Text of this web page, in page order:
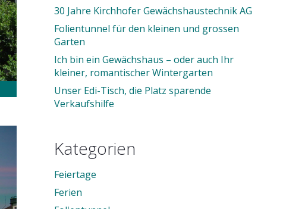
30 Jahre Kirchhofer Gewächshaustechnik AG
Folientunnel für den kleinen und grossen
Garten
Ich bin ein Gewächshaus – oder auch Ihr
kleiner, romantischer Wintergarten
Unser Edi-Tisch, die Platz sparende
Verkaufshilfe
Kategorien
Feiertage
Ferien